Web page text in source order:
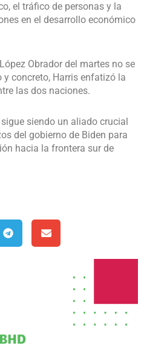
el tráfico de personas y la
en el desarrollo económico
Obrador del martes no se
concreto, Harris enfatizó la
las dos naciones.
siendo un aliado crucial
del gobierno de Biden para
hacia la frontera sur de